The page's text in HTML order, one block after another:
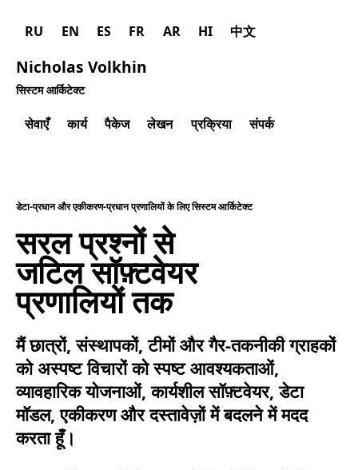
Nicholas Volkhin
सिस्टम आर्किटेक्ट
सेवाएँ कार्य पैकेज लेखन प्रक्रिया संपर्क
RU EN ES FR AR HI 中文
डेटा-प्रधान और एकीकरण-प्रधान प्रणालियों के लिए सिस्टम आर्किटेक्ट
सरल प्रश्नों से
जटिल सॉफ़्टवेयर
प्रणालियों तक
मैं छात्रों, संस्थापकों, टीमों और गैर-तकनीकी ग्राहकों
को अस्पष्ट विचारों को स्पष्ट आवश्यकताओं,
व्यावहारिक योजनाओं, कार्यशील सॉफ़्टवेयर, डेटा
मॉडल, एकीकरण और दस्तावेज़ों में बदलने में मदद
करता हूँ।